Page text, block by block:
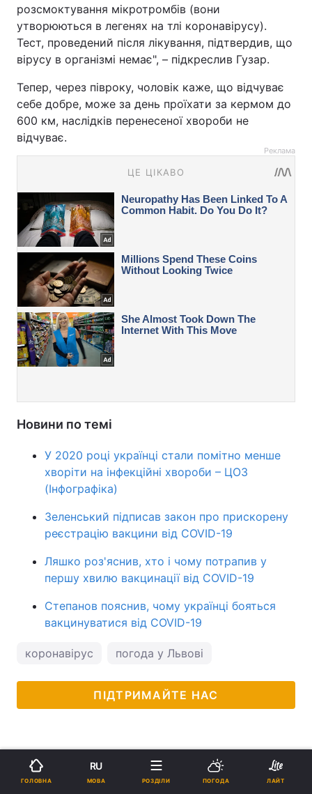
розсмоктування мікротромбів (вони
утворюються в легенях на тлі коронавірусу).
Тест, проведений після лікування, підтвердив, що
вірусу в організмі немає", – підкреслив Гузар.
Тепер, через півроку, чоловік каже, що відчуває
себе добре, може за день проїхати за кермом до
600 км, наслідків перенесеної хвороби не
відчуває.
Реклама
Новини по темі
У 2020 році українці стали помітно менше
хворіти на інфекційні хвороби – ЦОЗ
(Інфографіка)
Зеленський підписав закон про прискорену
реєстрацію вакцини від COVID-19
Ляшко роз'яснив, хто і чому потрапив у
першу хвилю вакцинації від COVID-19
Степанов пояснив, чому українці бояться
вакцинуватися від COVID-19
коронавірус погода у Львові
ПІДТРИМАЙТЕ НАС
ГОЛОВНА
RU
МОВА РОЗДІЛИ ПОГОДА ЛАЙТ